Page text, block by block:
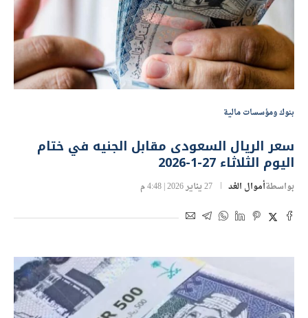
بنوك ومؤسسات مالية
سعر الريال السعودى مقابل الجنيه في ختام
اليوم الثلاثاء 27-1-2026
بواسطةأموال الغد 27 يناير 2026 | 4:48 م